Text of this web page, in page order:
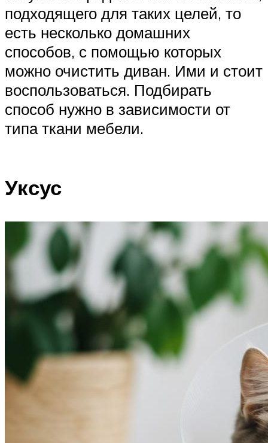
подходящего для таких целей, то
есть несколько домашних
способов, с помощью которых
можно очистить диван. Ими и стоит
воспользоваться. Подбирать
способ нужно в зависимости от
типа ткани мебели.
Уксус